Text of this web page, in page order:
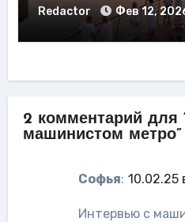
Redactor Фев 12,
2 комментарий для
машинистом метро”
Софья: 10.02.25
Интервью с